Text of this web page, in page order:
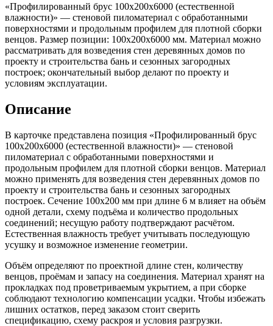
«Профилированный брус 100х200х6000 (естественной
влажности)» — стеновой пиломатериал с обработанными
поверхностями и продольным профилем для плотной сборки
венцов. Размер позиции: 100х200х6000 мм. Материал можно
рассматривать для возведения стен деревянных домов по
проекту и строительства бань и сезонных загородных
построек; окончательный выбор делают по проекту и
условиям эксплуатации.
Описание
В карточке представлена позиция «Профилированный брус
100х200х6000 (естественной влажности)» — стеновой
пиломатериал с обработанными поверхностями и
продольным профилем для плотной сборки венцов. Материал
можно применять для возведения стен деревянных домов по
проекту и строительства бань и сезонных загородных
построек. Сечение 100х200 мм при длине 6 м влияет на объём
одной детали, схему подъёма и количество продольных
соединений; несущую работу подтверждают расчётом.
Естественная влажность требует учитывать последующую
усушку и возможное изменение геометрии.
Объём определяют по проектной длине стен, количеству
венцов, проёмам и запасу на соединения. Материал хранят на
прокладках под проветриваемым укрытием, а при сборке
соблюдают технологию компенсации усадки. Чтобы избежать
лишних остатков, перед заказом стоит сверить
спецификацию, схему раскроя и условия разгрузки.